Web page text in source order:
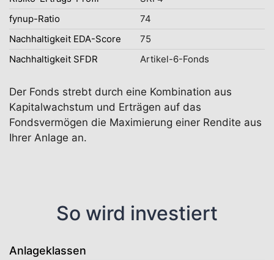
fynup-Ratio
74
Nachhaltigkeit EDA-Score
75
Nachhaltigkeit SFDR
Artikel-6-Fonds
Der Fonds strebt durch eine Kombination aus
Kapitalwachstum und Erträgen auf das
Fondsvermögen die Maximierung einer Rendite aus
Ihrer Anlage an.
So wird investiert
Anlageklassen